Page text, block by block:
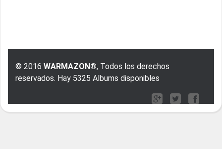
© 2016 WARMAZON®, Todos los derechos
reservados. Hay 5325 Albums disponibles